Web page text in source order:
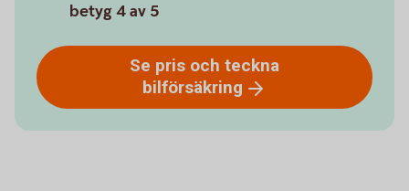
betyg 4 av 5
Se pris och teckna
bilförsäkring